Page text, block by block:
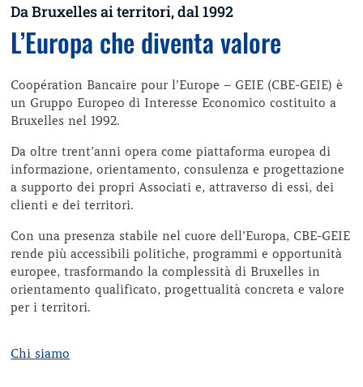
Da Bruxelles ai territori, dal 1992
L’Europa che diventa valore
Coopération Bancaire pour l’Europe – GEIE (CBE-GEIE) è
un Gruppo Europeo di Interesse Economico costituito a
Bruxelles nel 1992.
Da oltre trent’anni opera come piattaforma europea di
informazione, orientamento, consulenza e progettazione
a supporto dei propri Associati e, attraverso di essi, dei
clienti e dei territori.
Con una presenza stabile nel cuore dell’Europa, CBE-GEIE
rende più accessibili politiche, programmi e opportunità
europee, trasformando la complessità di Bruxelles in
orientamento qualificato, progettualità concreta e valore
per i territori.
Chi siamo